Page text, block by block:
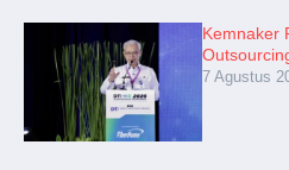
Kemnaker
7 Agustus